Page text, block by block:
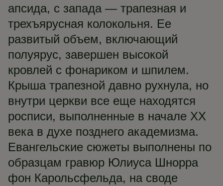
апсида, с запада — трапезная и
трехъярусная колокольня. Ее
развитый объем, включающий
полуярус, завершен высокой
кровлей с фонариком и шпилем.
Крыша трапезной давно рухнула, но
внутри церкви все еще находятся
росписи, выполненные в начале XX
века в духе позднего академизма.
Евангельские сюжеты выполнены по
образцам гравюр Юлиуса Шнорра
фон Карольсфельда, на своде